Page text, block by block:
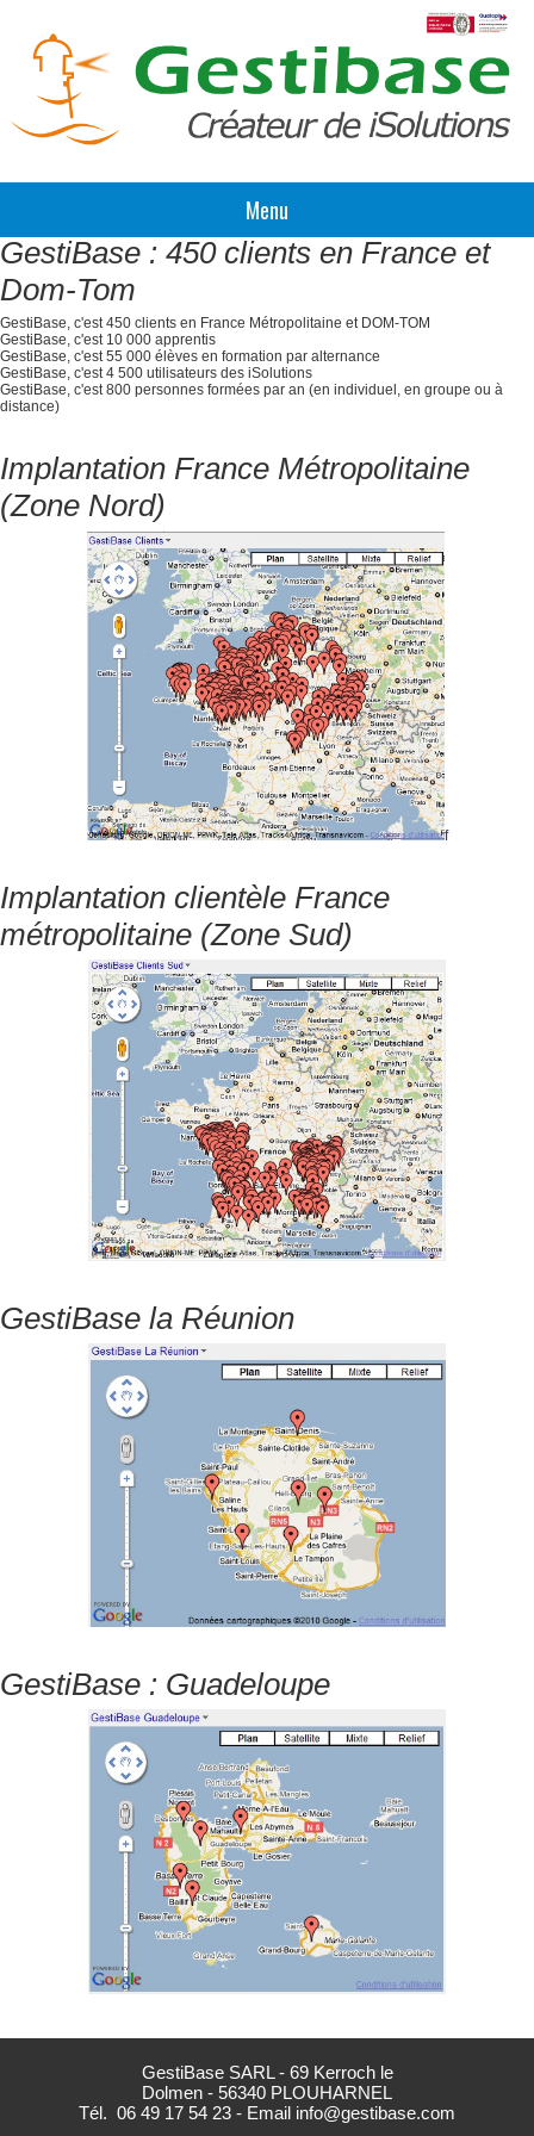
Menu
GestiBase : 450 clients en France et
Dom-Tom
GestiBase, c'est 450 clients en France Métropolitaine et DOM-TOM
GestiBase, c'est 10 000 apprentis
GestiBase, c'est 55 000 élèves en formation par alternance
GestiBase, c'est 4 500 utilisateurs des iSolutions
GestiBase, c'est 800 personnes formées par an (en individuel, en groupe ou à
distance)
Implantation France Métropolitaine
(Zone Nord)
f
Implantation clientèle France
métropolitaine (Zone Sud)
GestiBase la Réunion
GestiBase : Guadeloupe
GestiBase SARL - 69 Kerroch le
Dolmen - 56340 PLOUHARNEL
Tél. 06 49 17 54 23 - Email info@gestibase.com